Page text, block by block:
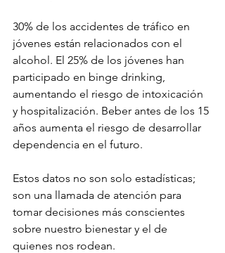
30% de los accidentes de tráfico en
jóvenes están relacionados con el
alcohol. El 25% de los jóvenes han
participado en binge drinking,
aumentando el riesgo de intoxicación
y hospitalización. Beber antes de los 15
años aumenta el riesgo de desarrollar
dependencia en el futuro.
Estos datos no son solo estadísticas;
son una llamada de atención para
tomar decisiones más conscientes
sobre nuestro bienestar y el de
quienes nos rodean.